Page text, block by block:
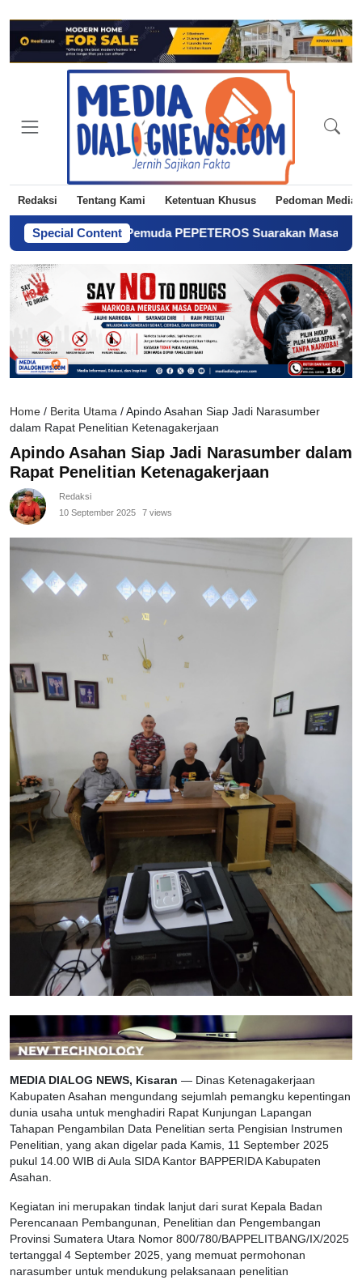
Redaksi Tentang Kami Ketentuan Khusus Pedoman Media
Special Content
Petani! Pemuda PEPETEROS Suarakan Masa Depan
Home / Berita Utama / Apindo Asahan Siap Jadi Narasumber
dalam Rapat Penelitian Ketenagakerjaan
Apindo Asahan Siap Jadi Narasumber dalam
Rapat Penelitian Ketenagakerjaan
Redaksi
10 September 2025
7 views
MEDIA DIALOG NEWS, Kisaran — Dinas Ketenagakerjaan
Kabupaten Asahan mengundang sejumlah pemangku kepentingan
dunia usaha untuk menghadiri Rapat Kunjungan Lapangan
Tahapan Pengambilan Data Penelitian serta Pengisian Instrumen
Penelitian, yang akan digelar pada Kamis, 11 September 2025
pukul 14.00 WIB di Aula SIDA Kantor BAPPERIDA Kabupaten
Asahan.
Kegiatan ini merupakan tindak lanjut dari surat Kepala Badan
Perencanaan Pembangunan, Penelitian dan Pengembangan
Provinsi Sumatera Utara Nomor 800/780/BAPPELITBANG/IX/2025
tertanggal 4 September 2025, yang memuat permohonan
narasumber untuk mendukung pelaksanaan penelitian